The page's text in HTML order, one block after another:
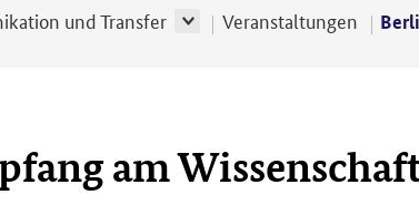
und Transfer Veranstaltungen
am